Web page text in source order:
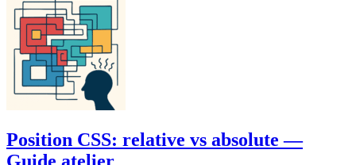
Position CSS: relative vs absolute —